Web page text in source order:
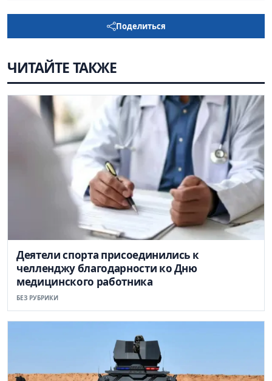
Поделиться
ЧИТАЙТЕ ТАКЖЕ
Деятели спорта присоединились к
челленджу благодарности ко Дню
медицинского работника
БЕЗ РУБРИКИ